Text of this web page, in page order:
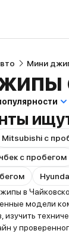
Мини
Mitsubishi с
с пробегом
в
модели
изучить
у